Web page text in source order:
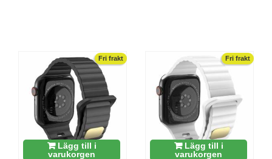
Fri frakt
Lägg till i
varukorgen
Fri frakt
Lägg till i
varukorgen